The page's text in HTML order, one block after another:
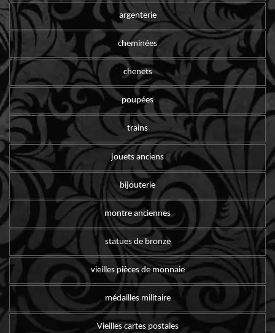
argenterie
cheminées
chenets
poupées
trains
jouets anciens
bijouterie
montre anciennes
statues de bronze
vieilles pièces de monnaie
médailles militaire
Vieilles cartes postales